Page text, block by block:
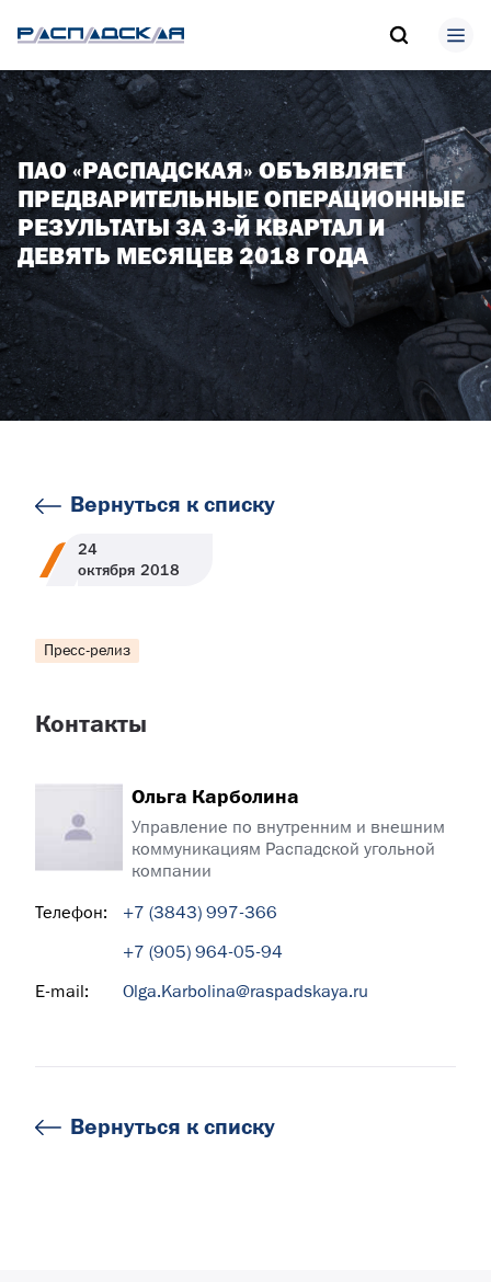
ПАО «РАСПАДСКАЯ» ОБЪЯВЛЯЕТ
ПРЕДВАРИТЕЛЬНЫЕ ОПЕРАЦИОННЫЕ
РЕЗУЛЬТАТЫ ЗА 3-Й КВАРТАЛ И
ДЕВЯТЬ МЕСЯЦЕВ 2018 ГОДА
Вернуться к списку
24
октября 2018
Пресс-релиз
Контакты
Ольга Карболина
Управление по внутренним и внешним
коммуникациям Распадской угольной
компании
Телефон:
+7 (3843) 997-366
+7 (905) 964-05-94
E-mail:
Olga.Karbolina@raspadskaya.ru
Вернуться к списку